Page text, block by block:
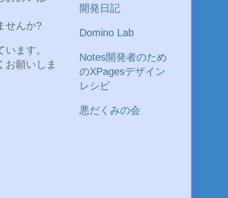
せんか?
ます。
お願いしま
開発日記
Domino Lab
Notes開発者のため
のXPagesデザイン
レシピ
悪だくみの会